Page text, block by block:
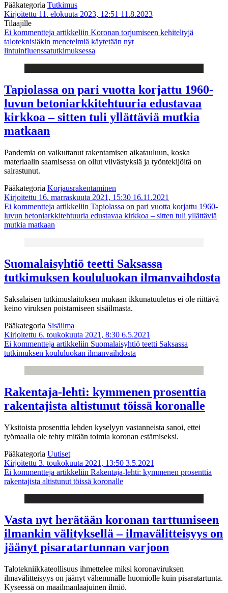
Pääkategoria Tutkimus
Kirjoitettu 11. elokuuta 2023, 12:51 11.8.2023
Tilaajille
Ei kommentteja artikkeliin Koronan torjumiseen kehiteltyjä
taloteknisiäkin menetelmiä käytetään nyt
lintuinfluenssatutkimuksessa
Tapiolassa on pari vuotta korjattu 1960-
luvun betoni­arkkitehtuuria edustavaa
kirkkoa – sitten tuli yllättäviä mutkia
matkaan
Pandemia on vaikuttanut rakentamisen aikatauluun, koska
materiaalin saamisessa on ollut viivästyksiä ja työntekijöitä on
sairastunut.
Pääkategoria Korjausrakentaminen
Kirjoitettu 16. marraskuuta 2021, 15:30 16.11.2021
Ei kommentteja artikkeliin Tapiolassa on pari vuotta korjattu 1960-
luvun betoni­arkkitehtuuria edustavaa kirkkoa – sitten tuli yllättäviä
mutkia matkaan
Suomalaisyhtiö teetti Saksassa
tutkimuksen koululuokan ilmanvaihdosta
Saksalaisen tutkimuslaitoksen mukaan ikkunatuuletus ei ole riittävä
keino viruksen poistamiseen sisäilmasta.
Pääkategoria Sisäilma
Kirjoitettu 6. toukokuuta 2021, 8:30 6.5.2021
Ei kommentteja artikkeliin Suomalaisyhtiö teetti Saksassa
tutkimuksen koululuokan ilmanvaihdosta
Rakentaja-lehti: kymmenen prosenttia
rakentajista altistunut töissä koronalle
Yksitoista prosenttia lehden kyselyyn vastanneista sanoi, ettei
työmaalla ole tehty mitään toimia koronan estämiseksi.
Pääkategoria Uutiset
Kirjoitettu 3. toukokuuta 2021, 13:50 3.5.2021
Ei kommentteja artikkeliin Rakentaja-lehti: kymmenen prosenttia
rakentajista altistunut töissä koronalle
Vasta nyt herätään koronan tarttumiseen
ilmankin välityksellä – ilmavälitteisyys on
jäänyt pisaratartunnan varjoon
Talotekniikkateollisuus ihmettelee miksi koronaviruksen
ilmavälitteisyys on jäänyt vähemmälle huomiolle kuin pisaratartunta.
Kyseessä on maailmanlaajuinen ilmiö.